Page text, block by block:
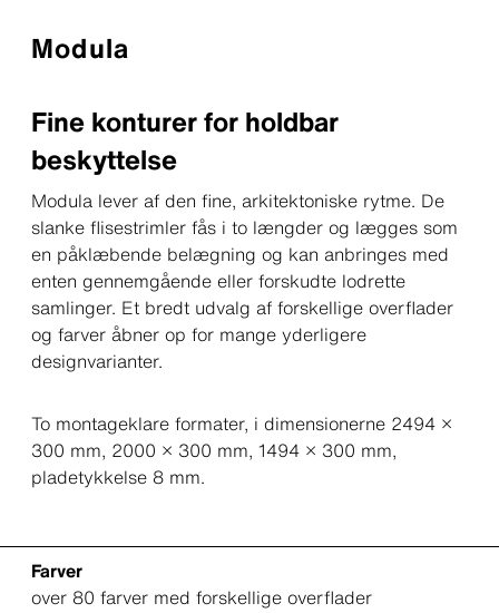
Modula
Fine konturer for holdbar
beskyttelse
Modula lever af den fine, arkitektoniske rytme. De
slanke flisestrimler fås i to længder og lægges som
en påklæbende belægning og kan anbringes med
enten gennemgående eller forskudte lodrette
samlinger. Et bredt udvalg af forskellige overflader
og farver åbner op for mange yderligere
designvarianter.
To montageklare formater, i dimensionerne 2494 ×
300 mm, 2000 × 300 mm, 1494 × 300 mm,
pladetykkelse 8 mm.
Farver
over 80 farver med forskellige overflader